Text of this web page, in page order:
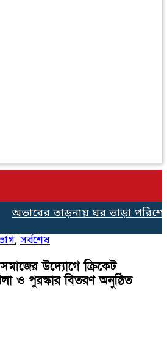
অভাবের তাড়নায় ঘর ভাড়া
, সর্বশেষ
উদ্যোগে ক্রিকেট
ও পুরস্কার বিতরণ অনুষ্ঠিত